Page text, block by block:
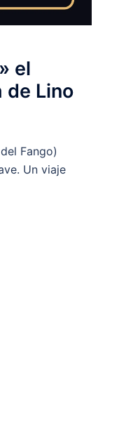
el
de Lino
Fango)
Un viaje